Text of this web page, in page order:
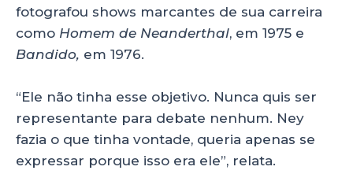
fotografou shows marcantes de sua carreira
como Homem de Neanderthal, em 1975 e
Bandido, em 1976.
“Ele não tinha esse objetivo. Nunca quis ser
representante para debate nenhum. Ney
fazia o que tinha vontade, queria apenas se
expressar porque isso era ele”, relata.